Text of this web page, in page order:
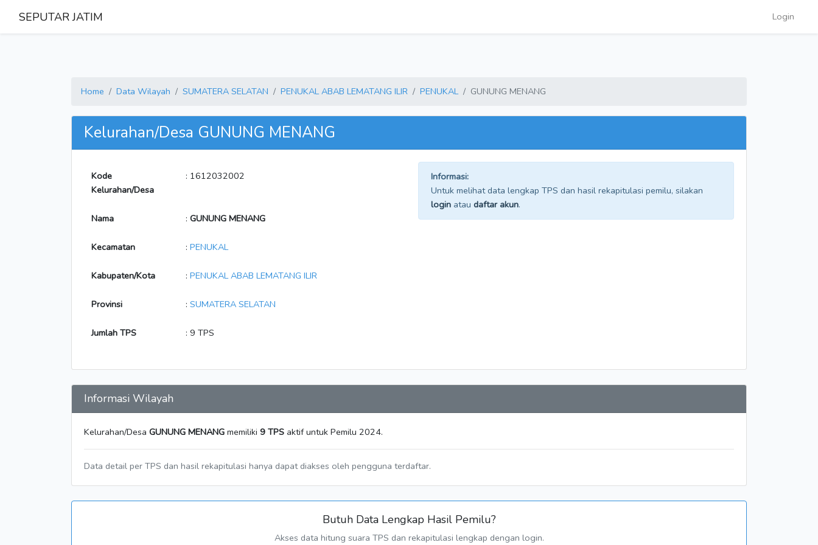
SEPUTAR JATIM Login
Home Data Wilayah SUMATERA SELATAN PENUKAL ABAB LEMATANG ILIR PENUKAL GUNUNG MENANG
Kelurahan/Desa GUNUNG MENANG
Kode
Kelurahan/Desa
: 1612032002
Nama : GUNUNG MENANG
Kecamatan : PENUKAL
Kabupaten/Kota : PENUKAL ABAB LEMATANG ILIR
Provinsi : SUMATERA SELATAN
Jumlah TPS : 9 TPS
Informasi:
Untuk melihat data lengkap TPS dan hasil rekapitulasi pemilu, silakan
login atau daftar akun.
Informasi Wilayah
Kelurahan/Desa GUNUNG MENANG memiliki 9 TPS aktif untuk Pemilu 2024.
Data detail per TPS dan hasil rekapitulasi hanya dapat diakses oleh pengguna terdaftar.
Butuh Data Lengkap Hasil Pemilu?
Akses data hitung suara TPS dan rekapitulasi lengkap dengan login.